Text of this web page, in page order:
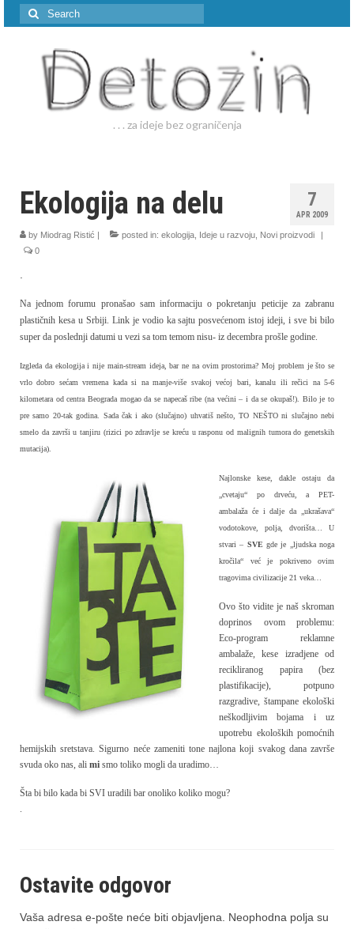
Search
for:
. . . za ideje bez ograničenja
7
APR 2009
Ekologija na delu
by Miodrag Ristić | posted in: ekologija Ideje u razvoju Novi proizvodi
|
0
Na jednom forumu pronašao sam informaciju o pokretanju peticije za zabranu
plastičnih kesa u Srbiji. Link je vodio ka sajtu posvećenom istoj ideji, i sve bi bilo
super da poslednji datumi u vezi sa tom temom nisu- iz decembra prošle godine.
Izgleda da ekologija i nije main-stream ideja, bar ne na ovim prostorima? Moj problem je što se
vrlo dobro sećam vremena kada si na manje-više svakoj većoj bari, kanalu ili rečici na 5-6
kilometara od centra Beograda mogao da se napecaš ribe (na većini – i da se okupaš!). Bilo je to
pre samo 20-tak godina. Sada čak i ako (slučajno) uhvatiš nešto, TO NEŠTO ni slučajno nebi
smelo da završi u tanjiru (rizici po zdravlje se kreću u rasponu od malignih tumora do genetskih
mutacija).
Najlonske kese, dakle ostaju da
„cvetaju“ po drveću, a PET-
ambalaža će i dalje da „ukrašava“
vodotokove, polja, dvorišta… U
stvari – SVE gde je „ljudska noga
kročila“ već je pokriveno ovim
tragovima civilizacije 21 veka…
Ovo što vidite je naš skroman
doprinos ovom problemu:
Eco-program reklamne
ambalaže, kese izradjene od
recikliranog papira (bez
plastifikacije), potpuno
razgradive, štampane ekološki
neškodljivim bojama i uz
upotrebu ekoloških pomoćnih
hemijskih sretstava. Sigurno neće zameniti tone najlona koji svakog dana završe
svuda oko nas, ali mi smo toliko mogli da uradimo…
Šta bi bilo kada bi SVI uradili bar onoliko koliko mogu?
.
Ostavite odgovor
Vaša adresa e-pošte neće biti objavljena.
Neophodna polja su